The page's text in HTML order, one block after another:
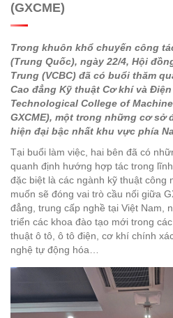
(GXCME)
Trong khuôn khổ chuyến công
(Trung Quốc), ngày 22/4, Hội
Trung (VCBC) đã có buổi thăm
Cao đẳng Kỹ thuật Cơ khí và
Technological College of
GXCME), một trong những cơ sở
hiện đại bậc nhất khu vực phía
Tại buổi làm việc, hai bên đã có
quanh định hướng hợp tác trong
đặc biệt là các ngành kỹ thuật công
muốn sẽ đóng vai trò cầu nối giữa
đẳng, trung cấp nghề tại Việt Nam,
triển các khoa đào tạo mới trong
thuật ô tô, ô tô điện, cơ khí chính
nghệ tự động hóa…